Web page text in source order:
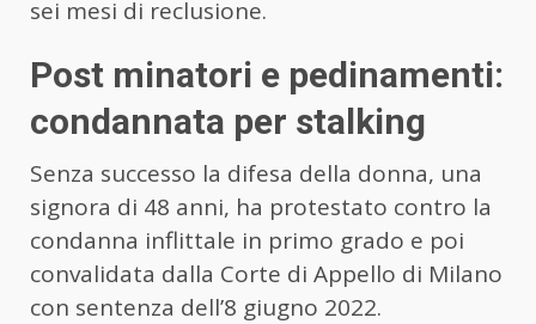
sei mesi di reclusione.
Post minatori e pedinamenti:
condannata per stalking
Senza successo la difesa della donna, una
signora di 48 anni, ha protestato contro la
condanna inflittale in primo grado e poi
convalidata dalla Corte di Appello di Milano
con sentenza dell’8 giugno 2022.